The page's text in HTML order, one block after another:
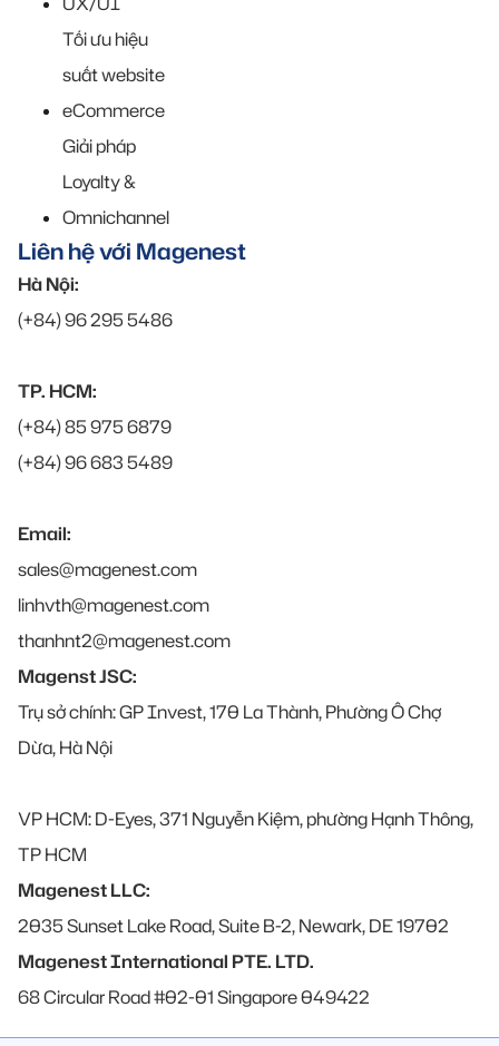
Tối ưu hiệu
suất website
eCommerce
Giải pháp
Loyalty &
Omnichannel
Liên hệ với Magenest
Hà Nội:
(+84) 96 295 5486
TP. HCM:
(+84) 85 975 6879
(+84) 96 683 5489
Email:
sales@magenest.com
linhvth@magenest.com
thanhnt2@magenest.com
Magenst JSC:
Trụ sở chính: GP Invest, 170 La Thành, Phường Ô Chợ
Dừa, Hà Nội
VP HCM: D-Eyes, 371 Nguyễn Kiệm, phường Hạnh Thông,
TP HCM
Magenest LLC:
2035 Sunset Lake Road, Suite B-2, Newark, DE 19702
Magenest International PTE. LTD.
68 Circular Road #02-01 Singapore 049422